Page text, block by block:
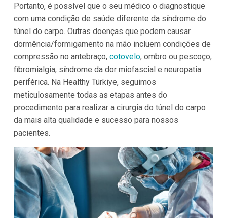
Portanto, é possível que o seu médico o diagnostique
com uma condição de saúde diferente da síndrome do
túnel do carpo. Outras doenças que podem causar
dormência/formigamento na mão incluem condições de
compressão no antebraço, cotovelo, ombro ou pescoço,
fibromialgia, síndrome da dor miofascial e neuropatia
periférica. Na Healthy Türkiye, seguimos
meticulosamente todas as etapas antes do
procedimento para realizar a cirurgia do túnel do carpo
da mais alta qualidade e sucesso para nossos
pacientes.